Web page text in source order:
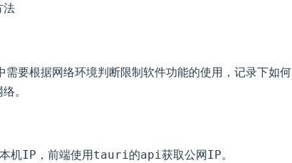
法
要根据网络环境判断限制软件功能的使用，记录下如何
。
机IP ，前端使用tauri的api获取公网IP。